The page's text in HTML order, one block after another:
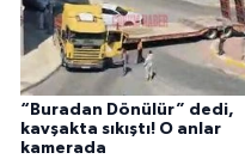
“Buradan Dönülür” dedi,
kavşakta sıkıştı! O anlar
kamerada